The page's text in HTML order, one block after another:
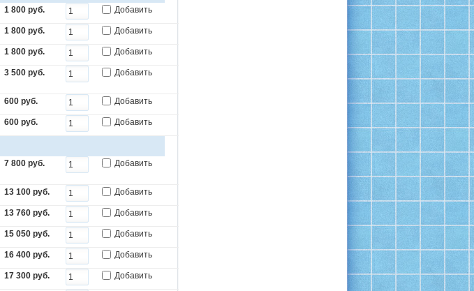
1 800 руб. Добавить
1 800 руб. Добавить
1 800 руб. Добавить
3 500 руб. Добавить
600 руб. Добавить
600 руб. Добавить
7 800 руб. Добавить
13 100 руб. Добавить
13 760 руб. Добавить
15 050 руб. Добавить
16 400 руб. Добавить
17 300 руб. Добавить